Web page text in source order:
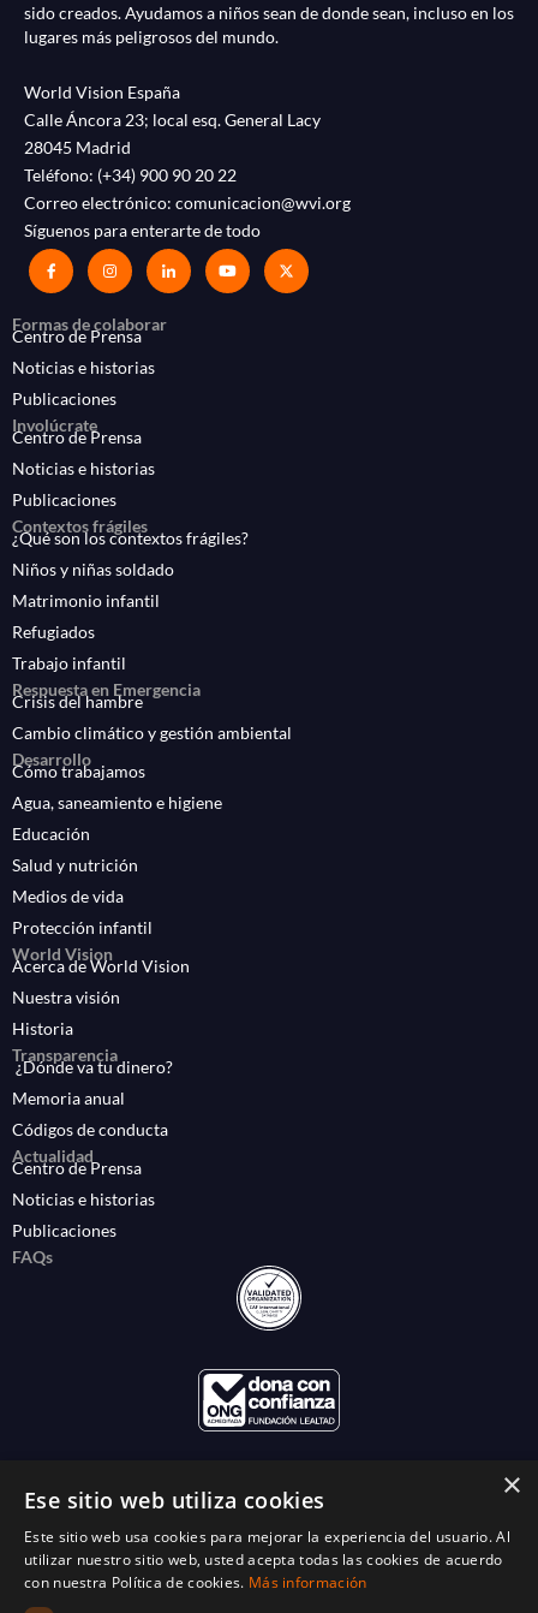
sido creados. Ayudamos a niños sean de donde sean, incluso en los
lugares más peligrosos del mundo.
World Vision España
Calle Áncora 23; local esq. General Lacy
28045 Madrid
Teléfono: (+34) 900 90 20 22
Correo electrónico: comunicacion@wvi.org
Síguenos para enterarte de todo
Formas de colaborar
Centro de Prensa
Noticias e historias
Publicaciones
Involúcrate
Centro de Prensa
Noticias e historias
Publicaciones
Contextos frágiles
¿Qué son los contextos frágiles?
Niños y niñas soldado
Matrimonio infantil
Refugiados
Trabajo infantil
Respuesta en Emergencia
Crisis del hambre
Cambio climático y gestión ambiental
Desarrollo
Cómo trabajamos
Agua, saneamiento e higiene
Educación
Salud y nutrición
Medios de vida
Protección infantil
World Vision
Acerca de World Vision
Nuestra visión
Historia
Transparencia
¿Dónde va tu dinero?
Memoria anual
Códigos de conducta
Actualidad
Centro de Prensa
Noticias e historias
Publicaciones
FAQs
×
Ese sitio web utiliza cookies
Este sitio web usa cookies para mejorar la experiencia del usuario. Al
utilizar nuestro sitio web, usted acepta todas las cookies de acuerdo
con nuestra Política de cookies. Más información